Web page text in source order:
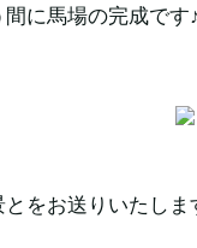
に馬場の完成です♪
をお送りいたしま